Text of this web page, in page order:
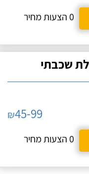
0 הצעות מחיר
שכבתי
₪45-99
0 הצעות מחיר